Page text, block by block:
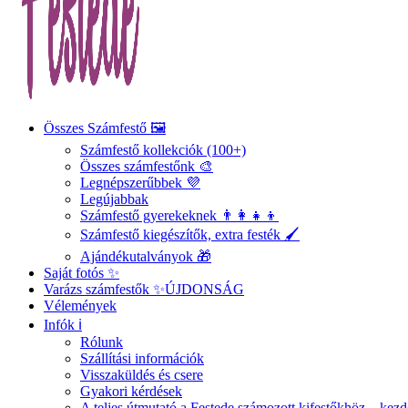
Összes Számfestő 🖼️
Számfestő kollekciók (100+)
Összes számfestőnk 🎨
Legnépszerűbbek 💜
Legújabbak
Számfestő gyerekeknek 👨‍👩‍👧‍👦
Számfestő kiegészítők, extra festék 🖌️
Ajándékutalványok 🎁
Saját fotós ✨
Varázs számfestők ✨ÚJDONSÁG
Vélemények
Infók ℹ️
Rólunk
Szállítási információk
Visszaküldés és csere
Gyakori kérdések